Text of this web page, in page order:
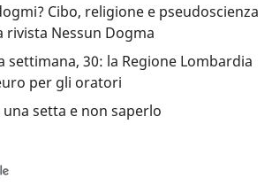
Cibo, religione e pseudoscienza
rivista Nessun Dogma
settimana, 30: la Regione Lombardia
per gli oratori
setta e non saperlo